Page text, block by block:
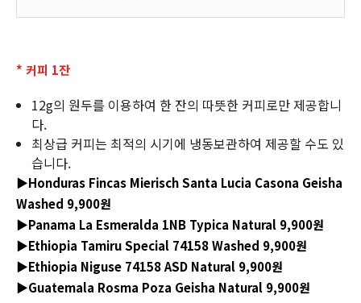
* 커피 1잔
12g의 원두를 이용하여 한 잔의 따뜻한 커피로만 제공합니
다.
최상급 커피는 최적의 시기에 냉동보관하여 제공할 수도 있
습니다.
▶Honduras Fincas Mierisch Santa Lucia Casona Geisha
Washed 9,900원
▶Panama La Esmeralda 1NB Typica Natural 9,900원
▶Ethiopia Tamiru Special 74158 Washed 9,900원
▶Ethiopia Niguse 74158 ASD Natural 9,900원
▶Guatemala Rosma Poza Geisha Natural 9,900원